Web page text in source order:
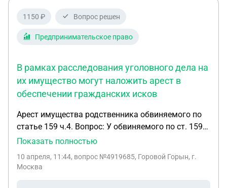
1150 ₽ Вопрос решен
Предпринимательское право
В рамках расследования уголовного дела на
их имущество могут наложить арест в
обеспечении гражданских исков
Арест имущества родственника обвиняемого по
статье 159 ч.4. Вопрос: У обвиняемого по ст. 159
ч4, есть родственники - не материально
расследования уголовного дела на их имущество
Показать полностью
10 апреля, 11:44, вопрос №4919685, Горовой Горын, г.
Москва